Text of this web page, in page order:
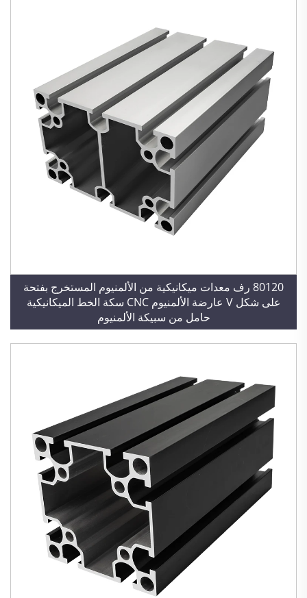
80120 رف معدات ميكانيكية من الألمنيوم المستخرج بفتحة
على شكل V عارضة الألمنيوم CNC سكة الخط الميكانيكية
حامل من سبيكة الألمنيوم